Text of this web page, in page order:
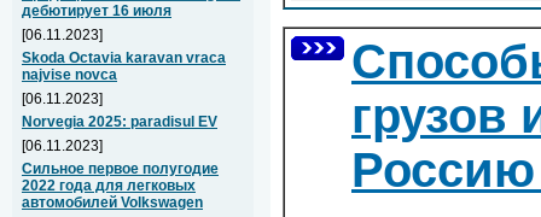
дебютирует 16 июля
[06.11.2023]
Skoda Octavia karavan vraca
najvise novca
[06.11.2023]
Norvegia 2025: paradisul EV
[06.11.2023]
Сильное первое полугодие
2022 года для легковых
автомобилей Volkswagen
грузов